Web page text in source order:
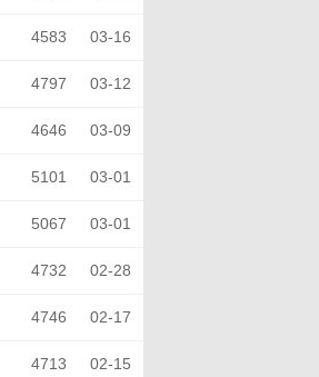
4583 03-16
4797 03-12
4646 03-09
5101 03-01
5067 03-01
4732 02-28
4746 02-17
4713 02-15